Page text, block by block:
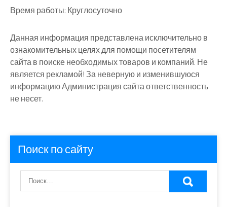
Время работы: Круглосуточно
Данная информация представлена исключительно в
ознакомительных целях для помощи посетителям
сайта в поиске необходимых товаров и компаний. Не
является рекламой! За неверную и изменившуюся
информацию Администрация сайта ответственность
не несет.
Поиск по сайту